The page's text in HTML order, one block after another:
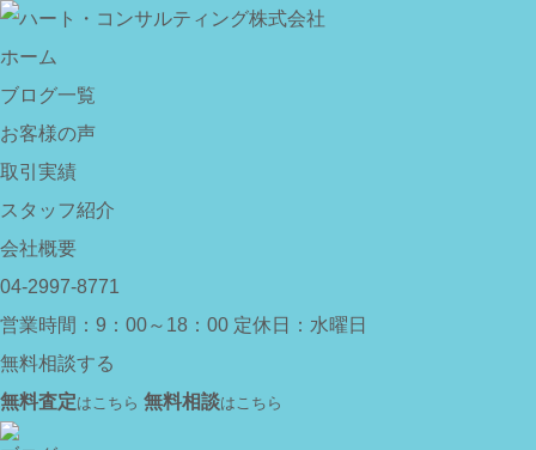
ホーム
ブログ一覧
お客様の声
取引実績
スタッフ紹介
会社概要
04-2997-8771
営業時間：9：00～18：00 定休日：水曜日
無料相談する
無料査定はこちら 無料相談はこちら